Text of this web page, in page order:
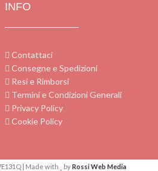
INFO
Contattaci
Consegne e Spedizioni
Resi e Rimborsi
Termini e Condizioni Generali
Privacy Policy
Cookie Policy
| Made with byRossi Web Media